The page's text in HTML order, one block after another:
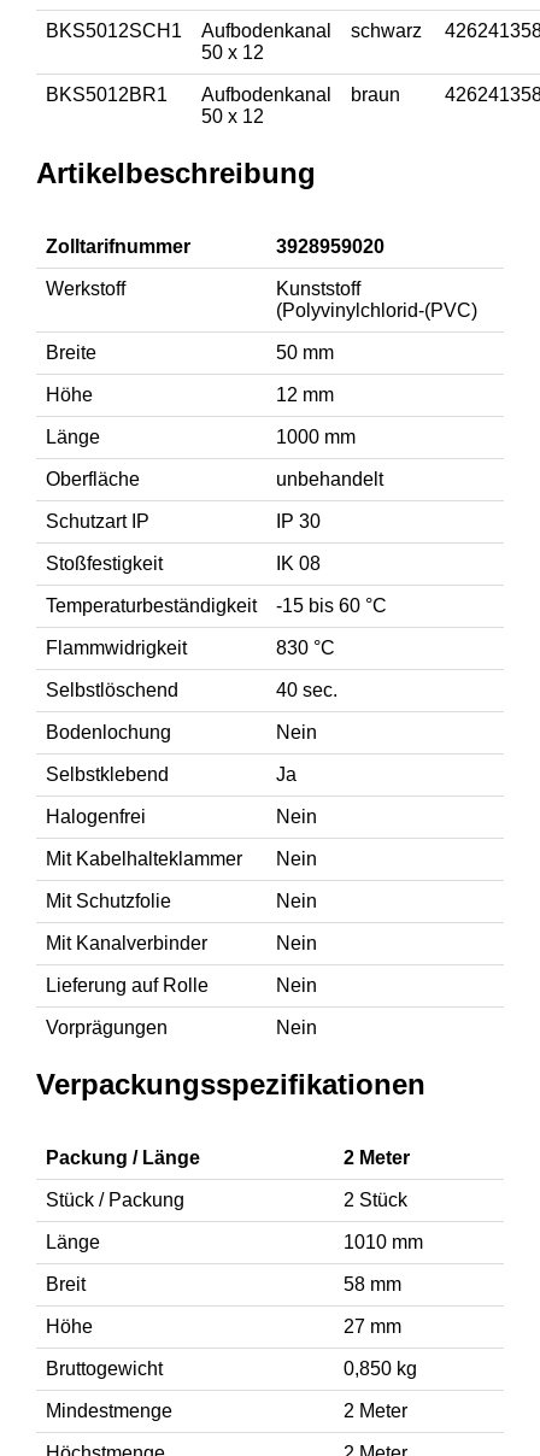
BKS5012SCH1
Aufbodenkanal
50 x 12
schwarz
BKS5012BR1
Aufbodenkanal
50 x 12
braun
Artikelbeschreibung
Zolltarifnummer 3928959020
Werkstoff
Kunststoff
(Polyvinylchlorid-(PVC)
Breite 50 mm
Höhe 12 mm
Länge 1000 mm
Oberfläche unbehandelt
Schutzart IP IP 30
Stoßfestigkeit IK 08
Temperaturbeständigkeit -15 bis 60 °C
Flammwidrigkeit 830 °C
Selbstlöschend 40 sec.
Bodenlochung Nein
Selbstklebend Ja
Halogenfrei Nein
Mit Kabelhalteklammer Nein
Mit Schutzfolie Nein
Mit Kanalverbinder Nein
Lieferung auf Rolle Nein
Vorprägungen Nein
Verpackungsspezifikationen
Packung / Länge 2 Meter
Stück / Packung 2 Stück
Länge 1010 mm
Breit 58 mm
Höhe 27 mm
Bruttogewicht 0,850 kg
Mindestmenge 2 Meter